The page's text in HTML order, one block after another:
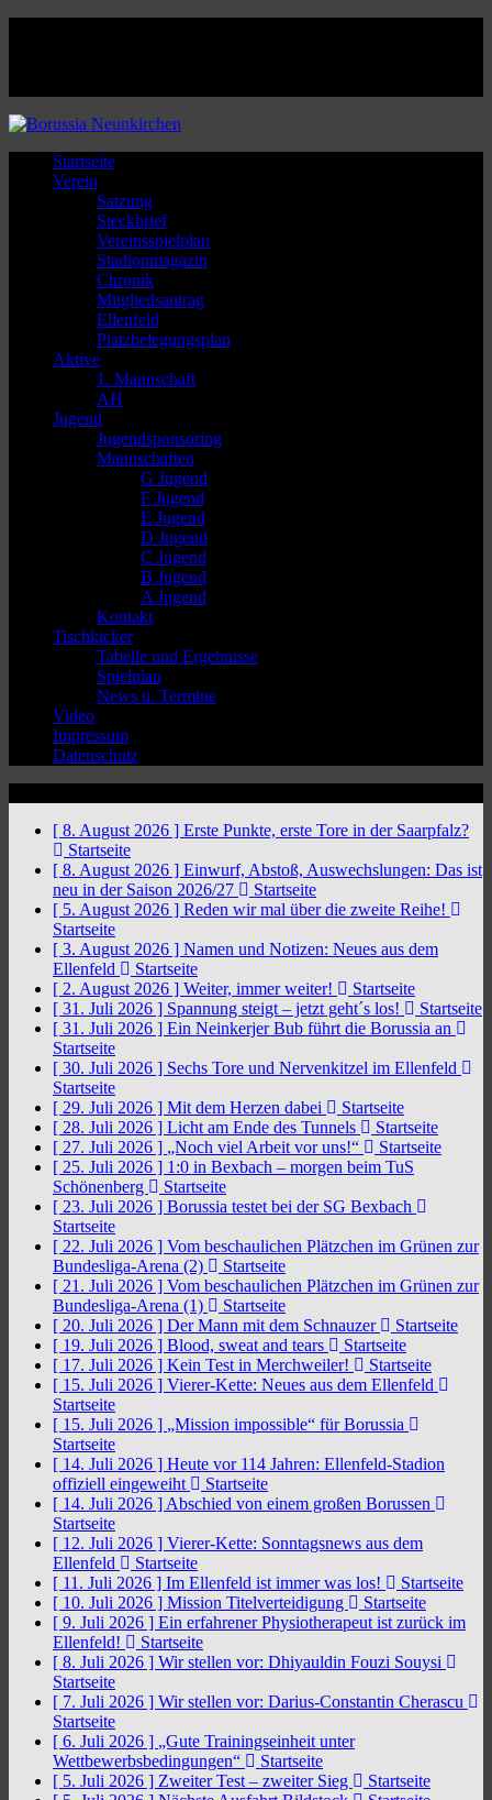
Startseite
Verein
Satzung
Steckbrief
Vereinsspielplan
Stadionmagazin
Chronik
Mitgliedsantrag
Ellenfeld
Platzbelegungsplan
Aktive
1. Mannschaft
AH
Jugend
Jugendsponsoring
Mannschaften
G Jugend
F Jugend
E Jugend
D Jugend
C Jugend
B Jugend
A Jugend
Kontakt
Tischkicker
Tabelle und Ergebnisse
Spielplan
News u. Termine
Video
Impressum
Datenschutz
[ 8. August 2026 ] Erste Punkte, erste Tore in der Saarpfalz?
Startseite
[ 8. August 2026 ] Einwurf, Abstoß, Auswechslungen: Das ist
neu in der Saison 2026/27
Startseite
[ 5. August 2026 ] Reden wir mal über die zweite Reihe!
Startseite
[ 3. August 2026 ] Namen und Notizen: Neues aus dem
Ellenfeld
Startseite
[ 2. August 2026 ] Weiter, immer weiter!
Startseite
[ 31. Juli 2026 ] Spannung steigt – jetzt geht´s los!
Startseite
[ 31. Juli 2026 ] Ein Neinkerjer Bub führt die Borussia an
Startseite
[ 30. Juli 2026 ] Sechs Tore und Nervenkitzel im Ellenfeld
Startseite
[ 29. Juli 2026 ] Mit dem Herzen dabei
Startseite
[ 28. Juli 2026 ] Licht am Ende des Tunnels
Startseite
[ 27. Juli 2026 ] „Noch viel Arbeit vor uns!“
Startseite
[ 25. Juli 2026 ] 1:0 in Bexbach – morgen beim TuS
Schönenberg
Startseite
[ 23. Juli 2026 ] Borussia testet bei der SG Bexbach
Startseite
[ 22. Juli 2026 ] Vom beschaulichen Plätzchen im Grünen zur
Bundesliga-Arena (2)
Startseite
[ 21. Juli 2026 ] Vom beschaulichen Plätzchen im Grünen zur
Bundesliga-Arena (1)
Startseite
[ 20. Juli 2026 ] Der Mann mit dem Schnauzer
Startseite
[ 19. Juli 2026 ] Blood, sweat and tears
Startseite
[ 17. Juli 2026 ] Kein Test in Merchweiler!
Startseite
[ 15. Juli 2026 ] Vierer-Kette: Neues aus dem Ellenfeld
Startseite
[ 15. Juli 2026 ] „Mission impossible“ für Borussia
Startseite
[ 14. Juli 2026 ] Heute vor 114 Jahren: Ellenfeld-Stadion
offiziell eingeweiht
Startseite
[ 14. Juli 2026 ] Abschied von einem großen Borussen
Startseite
[ 12. Juli 2026 ] Vierer-Kette: Sonntagsnews aus dem
Ellenfeld
Startseite
[ 11. Juli 2026 ] Im Ellenfeld ist immer was los!
Startseite
[ 10. Juli 2026 ] Mission Titelverteidigung
Startseite
[ 9. Juli 2026 ] Ein erfahrener Physiotherapeut ist zurück im
Ellenfeld!
Startseite
[ 8. Juli 2026 ] Wir stellen vor: Dhiyauldin Fouzi Souysi
Startseite
[ 7. Juli 2026 ] Wir stellen vor: Darius-Constantin Cherascu
Startseite
[ 6. Juli 2026 ] „Gute Trainingseinheit unter
Wettbewerbsbedingungen“
Startseite
[ 5. Juli 2026 ] Zweiter Test – zweiter Sieg
Startseite